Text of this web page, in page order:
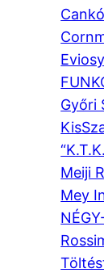
Győri
Meiji
Mey